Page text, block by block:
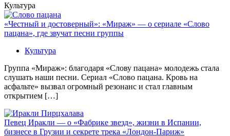
Культура
«Честный и достоверный»: «Мираж» — о сериале «Слово
пацана», где звучат песни группы
Культура
Группа «Мираж»: благодаря «Слову пацана» молодежь стала
слушать наши песни. Сериал «Слово пацана. Кровь на
асфальте» вызвал огромный резонанс и стал главным
открытием […]
Певец Иракли — о «Фабрике звезд», жизни в Испании,
бизнесе в Грузии и секрете трека «Лондон-Париж»